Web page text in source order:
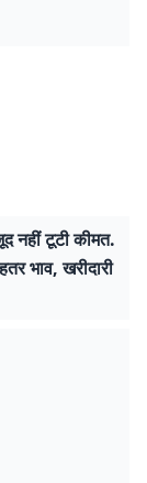
टूटी कीमत.
भाव, खरीदारी